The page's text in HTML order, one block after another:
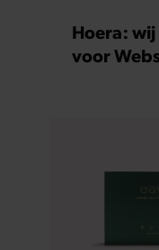
Hoera:
voor